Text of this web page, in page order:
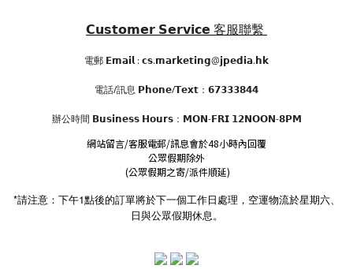
𝗖𝘂𝘀𝘁𝗼𝗺𝗲𝗿 𝗦𝗲𝗿𝘃𝗶𝗰𝗲 客服聯繫
電郵 𝗘𝗺𝗮𝗶𝗹 : 𝗰𝘀.𝗺𝗮𝗿𝗸𝗲𝘁𝗶𝗻𝗴@𝗷𝗽𝗲𝗱𝗶𝗮.𝗵𝗸
電話/訊息 𝗣𝗵𝗼𝗻𝗲/𝗧𝗲𝘅𝘁：𝟲𝟳𝟯𝟯𝟯𝟴𝟰𝟰
辦公時間 𝗕𝘂𝘀𝗶𝗻𝗲𝘀𝘀 𝗛𝗼𝘂𝗿𝘀：𝗠𝗢𝗡-𝗙𝗥𝗜 𝟭𝟮𝗡𝗢𝗢𝗡-𝟴𝗣𝗠
網站留言/客服電郵/訊息會於48小時內回覆
公眾假期除外
(公眾假期之寄/派件順延)
*請注意：下午1點後的訂單將於下一個工作日處理，空運物流於星期六、
日與公眾假期休息。